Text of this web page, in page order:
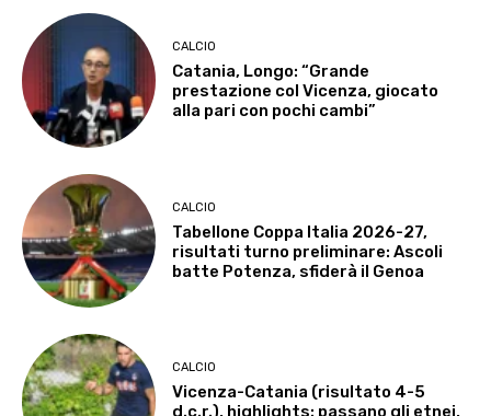
CALCIO
Catania, Longo: “Grande
prestazione col Vicenza, giocato
alla pari con pochi cambi”
CALCIO
Tabellone Coppa Italia 2026-27,
risultati turno preliminare: Ascoli
batte Potenza, sfiderà il Genoa
CALCIO
Vicenza-Catania (risultato 4-5
d.c.r.), highlights: passano gli etnei,